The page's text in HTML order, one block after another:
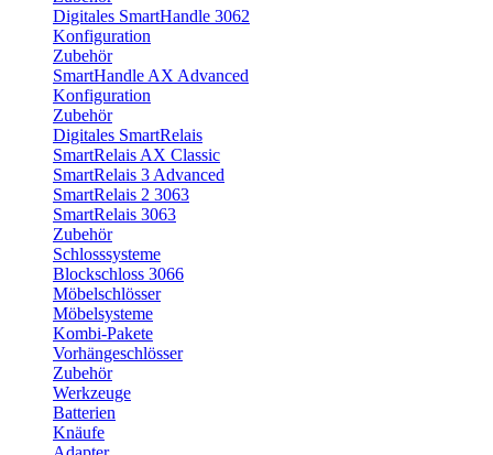
Digitales SmartHandle 3062
Konfiguration
Zubehör
SmartHandle AX Advanced
Konfiguration
Zubehör
Digitales SmartRelais
SmartRelais AX Classic
SmartRelais 3 Advanced
SmartRelais 2 3063
SmartRelais 3063
Zubehör
Schlosssysteme
Blockschloss 3066
Möbelschlösser
Möbelsysteme
Kombi-Pakete
Vorhängeschlösser
Zubehör
Werkzeuge
Batterien
Knäufe